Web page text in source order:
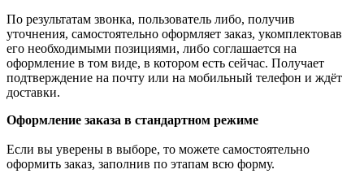
По результатам звонка, пользователь либо, получив
уточнения, самостоятельно оформляет заказ, укомплектовав
его необходимыми позициями, либо соглашается на
оформление в том виде, в котором есть сейчас. Получает
подтверждение на почту или на мобильный телефон и ждёт
доставки.
Оформление заказа в стандартном режиме
Если вы уверены в выборе, то можете самостоятельно
оформить заказ, заполнив по этапам всю форму.